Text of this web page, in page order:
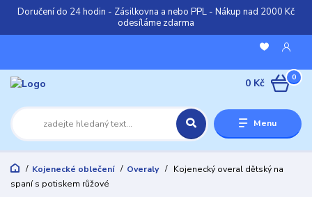
Doručení do 24 hodin - Zásilkovna a nebo PPL - Nákup nad 2000 Kč
odesíláme zdarma
Menu
0
0 Kč
Kojenecké oblečení Overaly
Kojenecký overal dětský na
spaní s potiskem růžové